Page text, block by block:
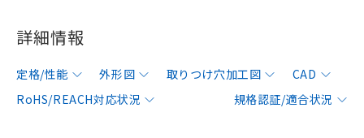
詳細情報
定格/性能 外形図 取りつけ穴加工図
CAD
RoHS/REACH対応状況
規格認証/適合状況